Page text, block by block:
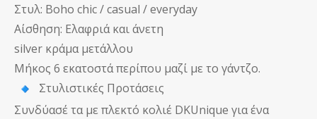
Στυλ: Boho chic / casual / everyday
Αίσθηση: Ελαφριά και άνετη
silver κράμα μετάλλου
Μήκος 6 εκατοστά περίπου μαζί με το γάντζο.
Στυλιστικές Προτάσεις
Συνδύασέ τα με πλεκτό κολιέ DKUnique για ένα